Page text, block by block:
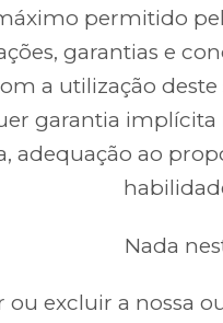
permitido
garantias e
a utilização
garantia implícita
adequação ao
Nada
ou excluir a nossa